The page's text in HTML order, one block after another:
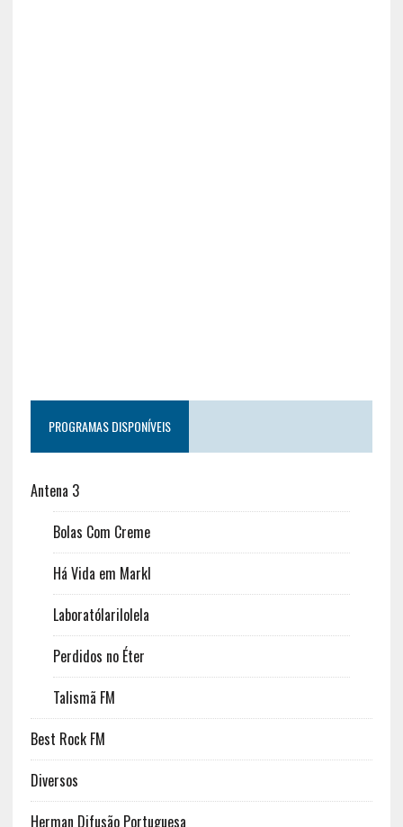
PROGRAMAS DISPONÍVEIS
Antena 3
Bolas Com Creme
Há Vida em Markl
Laboratólarilolela
Perdidos no Éter
Talismã FM
Best Rock FM
Diversos
Herman Difusão Portuguesa